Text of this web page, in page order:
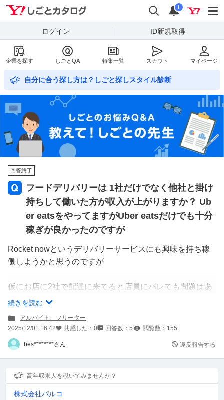
Yahoo!しごとカタログ
検索
通知
i
ログイン ID新規取得
企業を探す しごとQA 特集一覧 スカウト マイページ
自分に合う探し方は？しごと探しスタイル診断
回答終了
フードデリバリーは 1社だけでなく他社と掛け
持ちして働いた方が収入が上がりますか？ Ub
er eatsをやってますがUber eatsだけでも十分
稼ぎが良かったのですが
Rocket nowというデリバリーサービスにも興味を持ち稼
働しようかと思うのですが
仮にお店に2社で配達に来てると店員にバレても問題はあ
りませんか？
配達に関して、何度も同じお店に配達に繰り返し来るよう
なことをしても店員に嫌がられませんか？
続きを読む
アルバイト、フリーター
2025/12/01 16:42
共感した： 0 回答数： 5 閲覧数： 155
bes********さん 違反報告する
高年収求人を覗いてみませんか？
株式会社パルコ